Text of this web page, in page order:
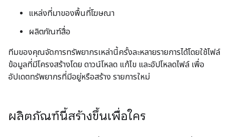
แหล่งที่มาของพื้นที่โฆษณา
ผลิตภัณฑ์สื่อ
ทีมของคุณจัดการทรัพยากรเหล่านี้ครั้งละหลายรายการได้โดยใช้ไฟล์
ข้อมูลที่มีโครงสร้างโดย ดาวน์โหลด แก้ไข และอัปโหลดไฟล์ เพื่อ
อัปเดตทรัพยากรที่มีอยู่หรือสร้าง รายการใหม่
ผลิตภัณฑ์นี้สร้างขึ้นเพื่อใคร